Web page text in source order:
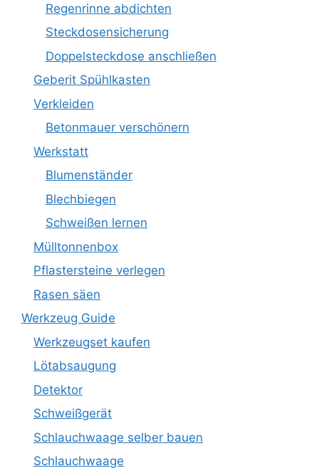
Regenrinne abdichten
Steckdosensicherung
Doppelsteckdose anschließen
Geberit Spühlkasten
Verkleiden
Betonmauer verschönern
Werkstatt
Blumenständer
Blechbiegen
Schweißen lernen
Mülltonnenbox
Pflastersteine verlegen
Rasen säen
Werkzeug Guide
Werkzeugset kaufen
Lötabsaugung
Detektor
Schweißgerät
Schlauchwaage selber bauen
Schlauchwaage